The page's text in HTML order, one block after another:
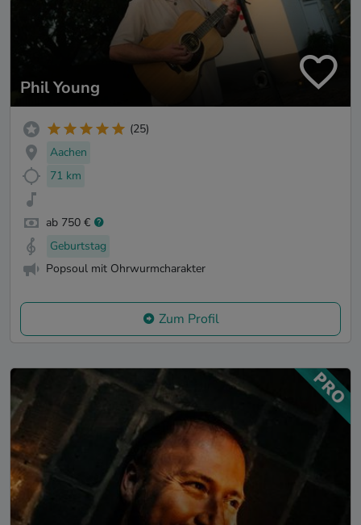
Phil Young
(25)
Aachen
71 km
ab 750 €
Geburtstag
Popsoul mit Ohrwurmcharakter
Zum Profil